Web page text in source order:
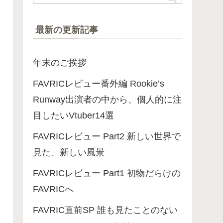
最新の更新記事
年末のご挨拶
FAVRICレビュー番外編 Rookie’s
Runway出演者の中から、個人的に注
目したいVtuber14選
FAVRICレビュー Part2 新しい世界で
見た、新しい風景
FAVRICレビュー Part1 初物だらけの
FAVRICへ
FAVRIC直前SP 誰も見たことのない